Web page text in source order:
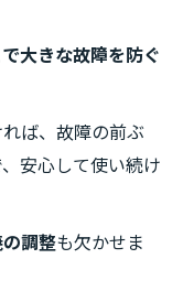
大きな故障を防ぐ
ば、故障の前ぶ
安心して使い続け
調整も欠かせま